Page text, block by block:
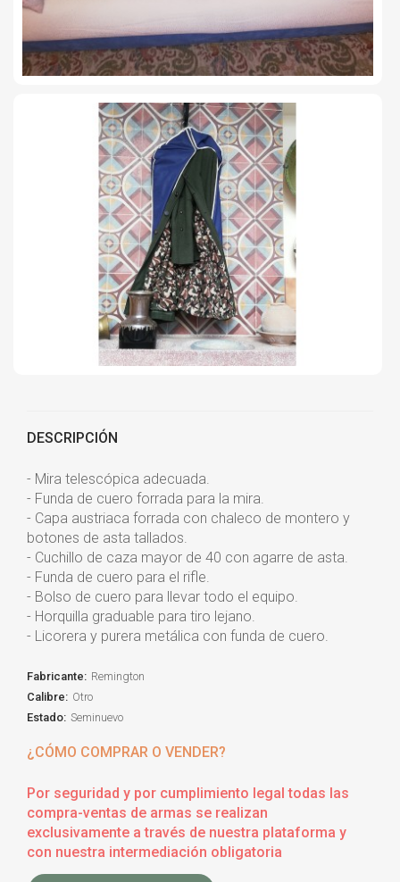
DESCRIPCIÓN
- Mira telescópica adecuada.
- Funda de cuero forrada para la mira.
- Capa austriaca forrada con chaleco de montero y
botones de asta tallados.
- Cuchillo de caza mayor de 40 con agarre de asta.
- Funda de cuero para el rifle.
- Bolso de cuero para llevar todo el equipo.
- Horquilla graduable para tiro lejano.
- Licorera y purera metálica con funda de cuero.
Fabricante: Remington
Calibre: Otro
Estado: Seminuevo
¿CÓMO COMPRAR O VENDER?
Por seguridad y por cumplimiento legal todas las
compra-ventas de armas se realizan
exclusivamente a través de nuestra plataforma y
con nuestra intermediación obligatoria